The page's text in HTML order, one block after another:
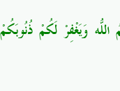
وَيَغْفِرْ لَكُمْ ذُنُوبَكُمْ